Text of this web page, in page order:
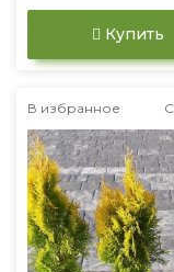
Купить
В избранное